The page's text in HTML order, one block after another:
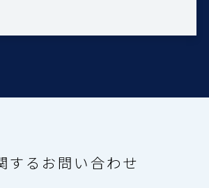
するお問い合わせ